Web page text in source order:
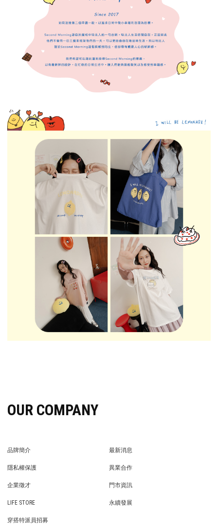
OUR COMPANY
品牌簡介
最新消息
隱私權保護
異業合作
企業徵才
門市資訊
LIFE STORE
永續發展
穿搭特派員招募